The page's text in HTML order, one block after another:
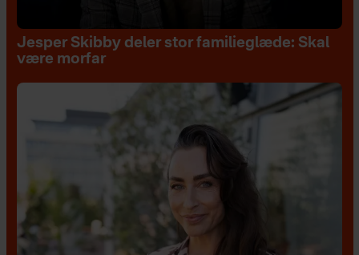
Jesper Skibby deler stor familieglæde: Skal
være morfar